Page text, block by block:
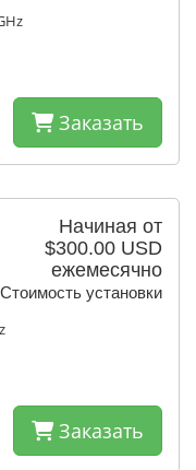
Заказать
Начиная от
$300.00 USD
ежемесячно
установки
Заказать